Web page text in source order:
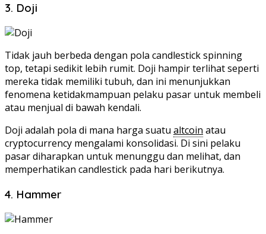
3. Doji
Tidak jauh berbeda dengan pola candlestick spinning
top, tetapi sedikit lebih rumit. Doji hampir terlihat seperti
mereka tidak memiliki tubuh, dan ini menunjukkan
fenomena ketidakmampuan pelaku pasar untuk membeli
atau menjual di bawah kendali.
Doji adalah pola di mana harga suatu altcoin atau
cryptocurrency mengalami konsolidasi. Di sini pelaku
pasar diharapkan untuk menunggu dan melihat, dan
memperhatikan candlestick pada hari berikutnya.
4. Hammer